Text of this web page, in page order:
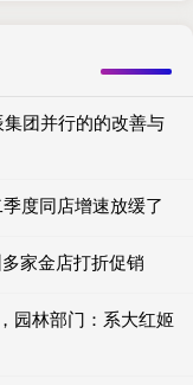
团并行的的改善与
度同店增速放缓了
家金店打折促销
园林部门：系大红姬